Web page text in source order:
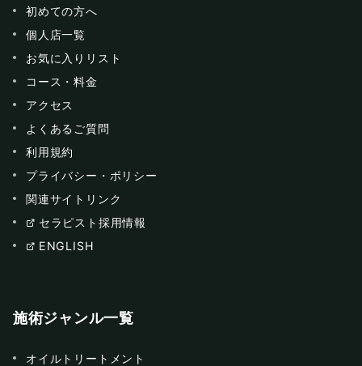
初めての方へ
個人店一覧
お気に入りリスト
コース・料金
アクセス
よくあるご質問
利用規約
プライバシー・ポリシー
関連サイトリンク
セラピスト採用情報
ENGLISH
施術ジャンル一覧
オイルトリートメント